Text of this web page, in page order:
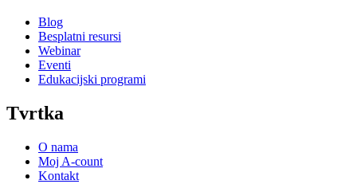
Blog
Besplatni resursi
Webinar
Eventi
Edukacijski programi
Tvrtka
O nama
Moj A-count
Kontakt